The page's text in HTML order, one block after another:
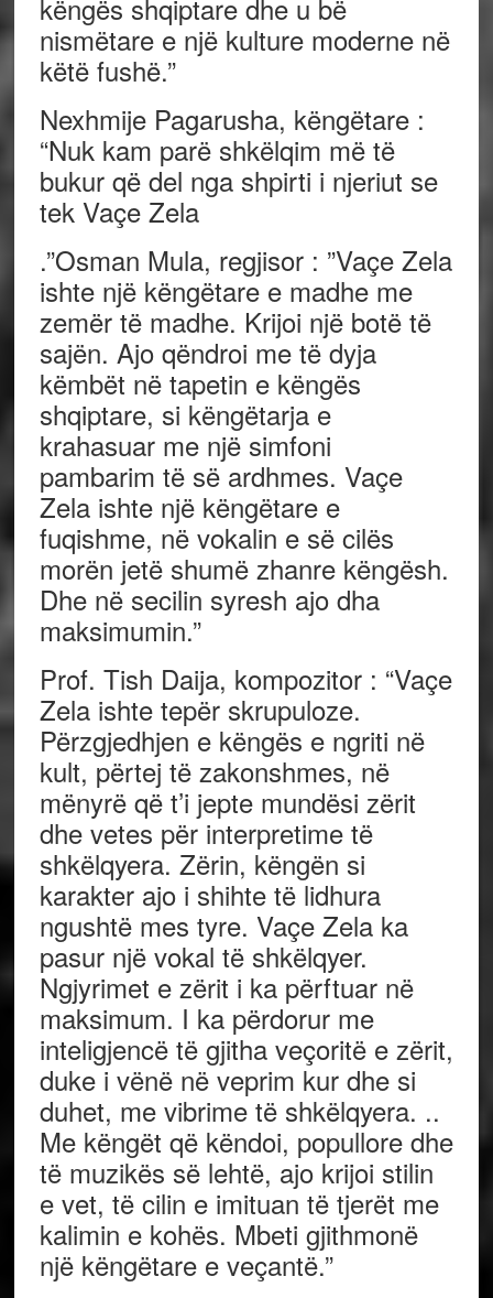
këngës shqiptare dhe u bë
nismëtare e një kulture moderne në
këtë fushë.”
Nexhmije Pagarusha, këngëtare:
“Nuk kam parë shkëlqim më të
bukur që del nga shpirti i njeriut se
tek Vaçe Zela
.”Osman Mula, regjisor : ”Vaçe Zela
ishte një këngëtare e madhe me
zemër të madhe. Krijoi një botë të
sajën. Ajo qëndroi me të dyja
këmbët në tapetin e këngës
shqiptare, si këngëtarja e
krahasuar me një simfoni
pambarim të së ardhmes. Vaçe
Zela ishte një këngëtare e
fuqishme, në vokalin e së cilës
morën jetë shumë zhanre këngësh.
Dhe në secilin syresh ajo dha
maksimumin.”
Prof. Tish Daija, kompozitor: “Vaçe
Zela ishte tepër skrupuloze.
Përzgjedhjen e këngës e ngriti në
kult, përtej të zakonshmes, në
mënyrë që t’i jepte mundësi zërit
dhe vetes për interpretime të
shkëlqyera. Zërin, këngën si
karakter ajo i shihte të lidhura
ngushtë mes tyre. Vaçe Zela ka
pasur një vokal të shkëlqyer.
Ngjyrimet e zërit i ka përftuar në
maksimum. I ka përdorur me
inteligjencë të gjitha veçoritë e zërit,
duke i vënë në veprim kur dhe si
duhet, me vibrime të shkëlqyera. ..
Me këngët që këndoi, popullore dhe
të muzikës së lehtë, ajo krijoi stilin
e vet, të cilin e imituan të tjerët me
kalimin e kohës. Mbeti gjithmonë
një këngëtare e veçantë.”